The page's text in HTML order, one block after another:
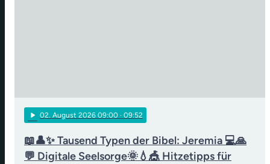
play_arrow 02. August 2026 09:00 · 09:52
📖👤✨ Tausend Typen der Bibel: Jeremia 💻🙏
💬 Digitale Seelsorge🌞💧🎪 Hitzetipps für